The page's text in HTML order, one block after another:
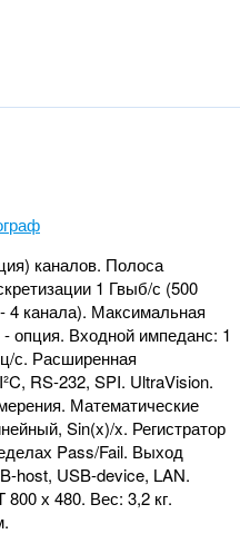
каналов. Полоса
1 Гвыб/с (500
канала). Максимальная
опция. Входной импеданс: 1
с. Расширенная
RS-232, SPI. UltraVision.
Математические
Sin(x)/x. Регистратор
Pass/Fail. Выход
host, USB-device, LAN.
х 480. Вес: 3,2 кг.